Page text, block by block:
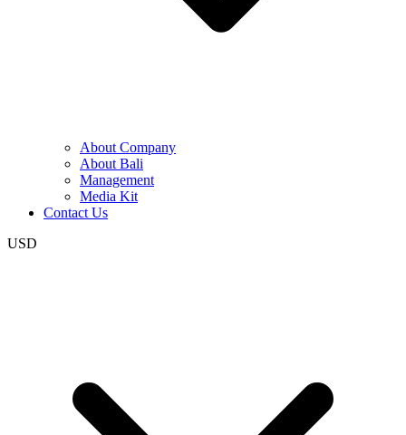
About Company
About Bali
Management
Media Kit
Contact Us
USD